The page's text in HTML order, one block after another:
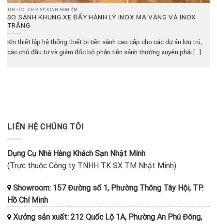
TIN TỨC - CHIA SẺ KINH NGHIỆM
SO SÁNH KHUNG XE ĐẨY HÀNH LÝ INOX MẠ VÀNG VÀ INOX
TRẮNG
Khi thiết lập hệ thống thiết bị tiền sảnh cao cấp cho các dự án lưu trú,
các chủ đầu tư và giám đốc bộ phận tiền sảnh thường xuyên phải [...]
LIÊN HỆ CHÚNG TÔI
Dụng Cụ Nhà Hàng Khách Sạn Nhật Minh
(Trực thuộc Công ty TNHH TK SX TM Nhật Minh)
Showroom: 157 Đường số 1, Phường Thông Tây Hội, TP.
Hồ Chí Minh
Xưởng sản xuất: 212 Quốc Lộ 1A, Phường An Phú Đông,